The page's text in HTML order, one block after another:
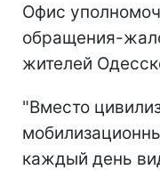
Офис
обращения-
жителей
"Вместо
каждый день